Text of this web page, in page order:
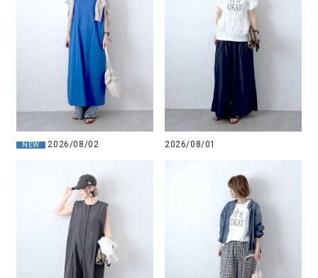
NEW 2026/08/02 2026/08/01